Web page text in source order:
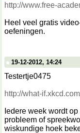
http://www.free-
Heel veel gratis
oefeningen.
19-12-2012, 14:24
Testertje0475
http://what-
Iedere week wordt
probleem of
wiskundige hoek